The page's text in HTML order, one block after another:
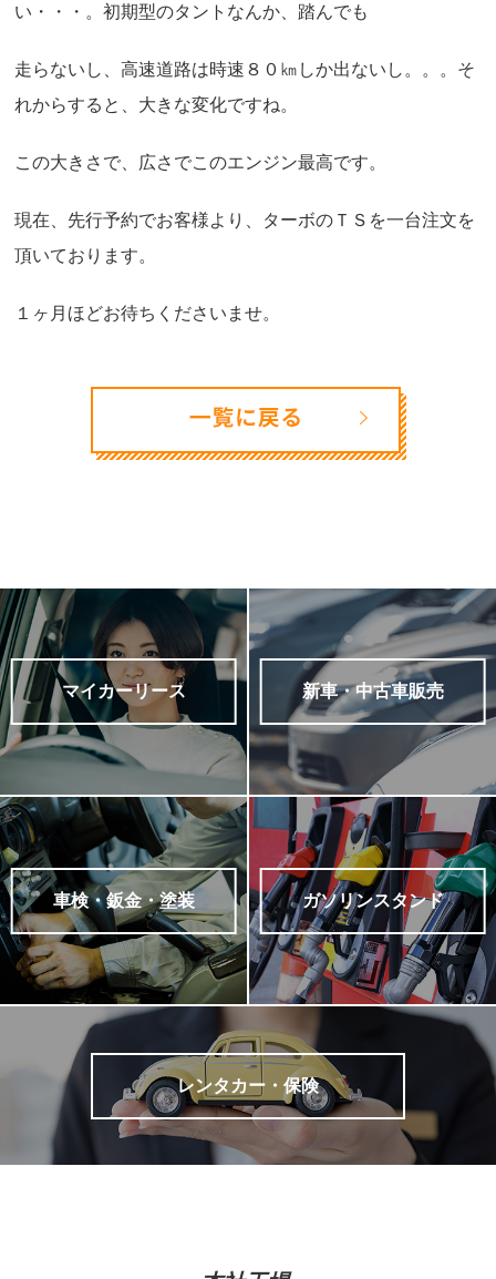
い・・・。初期型のタントなんか、踏んでも
走らないし、高速道路は時速８０㎞しか出ないし。。。そ
れからすると、大きな変化ですね。
この大きさで、広さでこのエンジン最高です。
現在、先行予約でお客様より、ターボのＴＳを一台注文を
頂いております。
１ヶ月ほどお待ちくださいませ。